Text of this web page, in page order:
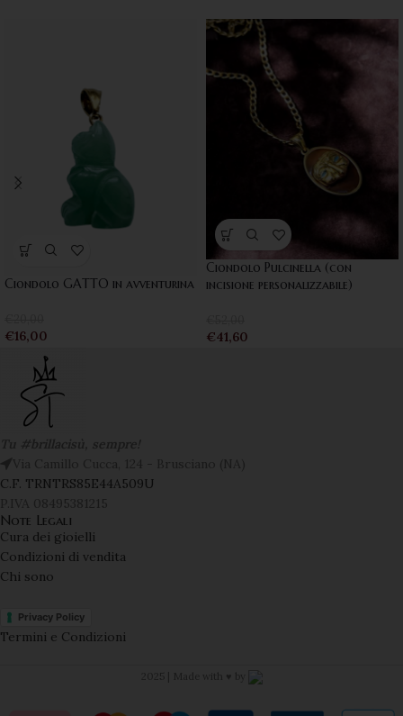
Ciondolo GATTO in avventurina
€16,00
Ciondolo Pulcinella (con
incisione personalizzabile)
€41,60
C.F. TRNTRS85E44A509U
Note Legali
Cura dei gioielli
Condizioni di vendita
Chi sono
Privacy Policy
Termini e Condizioni